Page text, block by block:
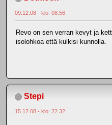
09.12.08 - klo: 08.56
Revo on sen verran kevyt ja
isolohkoa että kulkisi kunnolla.
Stepi
15.12.08 - klo: 22.32